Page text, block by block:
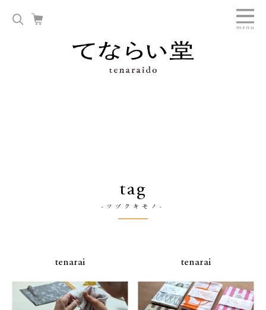
tag
-ツヅクキモノ-
tenarai tenarai